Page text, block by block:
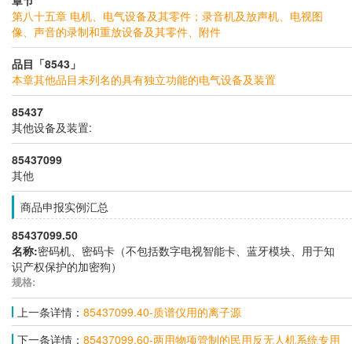
第八十五章 电机、电气设备及其零件；录音机及放声机、电视图
像、声音的录制和重放设备及其零件、附件
品目「8543」
本章其他品目未列名的具有独立功能的电气设备及装置
85437
其他设备及装置:
85437099
其他
商品申报实例汇总
85437099.50
名称:密码机、密码卡（不包括数字电视智能卡、蓝牙模块、用于知
识产权保护的加密狗）
规格:
上一条详情： 85437099.40-质谱仪用的离子源
下一条详情： 85437099.60-两用物项管制的民用反无人机系统专用